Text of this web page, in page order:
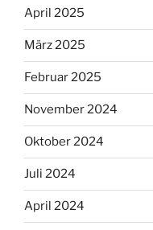
April 2025
März 2025
Februar 2025
November 2024
Oktober 2024
Juli 2024
April 2024